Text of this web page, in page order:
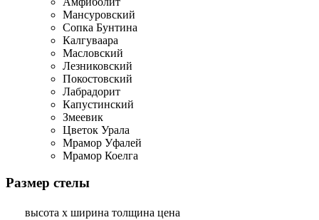
Мансуровский
Сопка Бунтина
Калгуваара
Масловский
Лезниковский
Покостовский
Лабрадорит
Капустинский
Змеевик
Цветок Урала
Мрамор Уфалей
Мрамор Коелга
Размер стелы
высота х ширина толщина цена